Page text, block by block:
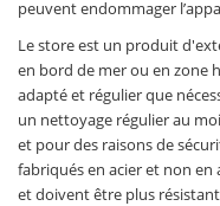
peuvent endommager
Le store est un produit
en bord de mer ou en zone
adapté et régulier que
un nettoyage régulier au
et pour des raisons de
fabriqués en acier et non
et doivent être plus